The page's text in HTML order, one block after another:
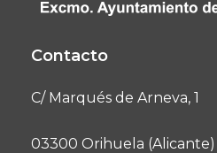
Contacto
C/ Marqués de Arneva, 1
03300 Orihuela (Alicante)